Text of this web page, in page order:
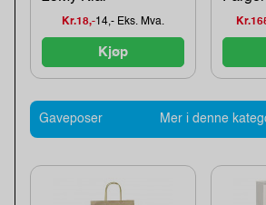
Kr.18,-14,- Eks. Mva.
Kjøp
Gaveposer Mer i denne